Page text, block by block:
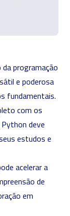
programação
e poderosa
fundamentais.
com os
deve
estudos e
acelerar a
de
em